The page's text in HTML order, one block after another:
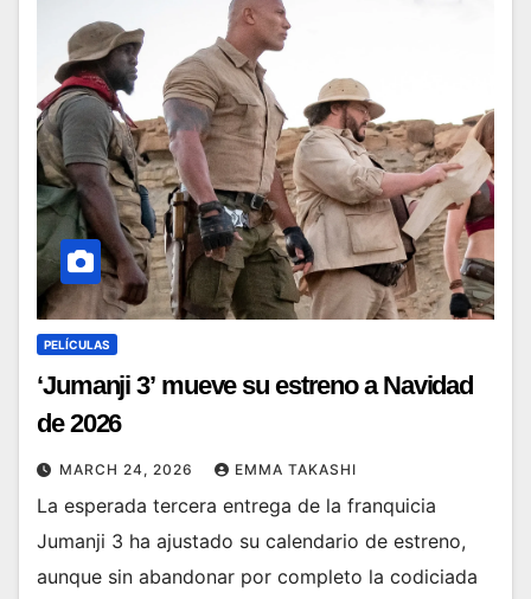
PELÍCULAS
‘Jumanji 3’ mueve su estreno a Navidad
de 2026
MARCH 24, 2026 EMMA TAKASHI
La esperada tercera entrega de la franquicia
Jumanji 3 ha ajustado su calendario de estreno,
aunque sin abandonar por completo la codiciada